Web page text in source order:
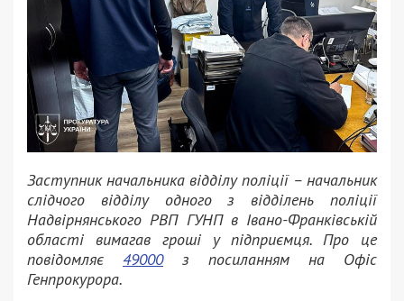
Заступник начальника відділу поліції – начальник
слідчого відділу одного з відділень поліції
Надвірнянського РВП ГУНП в Івано-Франківській
області вимагав гроші у підприємця. Про це
повідомляє 49000з посиланням на Офіс
Генпрокурора.